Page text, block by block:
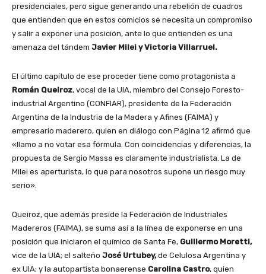
presidenciales, pero sigue generando una rebelión de cuadros
que entienden que en estos comicios se necesita un compromiso
y salir a exponer una posición, ante lo que entienden es una
amenaza del tándem Javier Milei y Victoria Villarruel.
El último capítulo de ese proceder tiene como protagonista a
Román Queiroz, vocal de la UIA, miembro del Consejo Foresto-
industrial Argentino (CONFIAR), presidente de la Federación
Argentina de la Industria de la Madera y Afines (FAIMA) y
empresario maderero, quien en diálogo con Página 12 afirmó que
«llamo a no votar esa fórmula. Con coincidencias y diferencias, la
propuesta de Sergio Massa es claramente industrialista. La de
Milei es aperturista, lo que para nosotros supone un riesgo muy
serio».
Queiroz, que además preside la Federación de Industriales
Madereros (FAIMA), se suma así a la línea de exponerse en una
posición que iniciaron el químico de Santa Fe, Guillermo Moretti,
vice de la UIA; el salteño José Urtubey,de Celulosa Argentina y
ex UIA; y la autopartista bonaerense Carolina Castro, quien